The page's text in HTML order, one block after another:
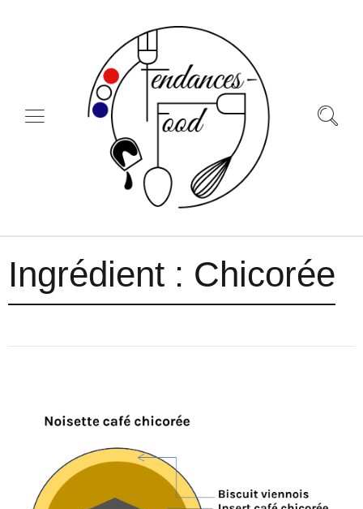
Ingrédient : Chicorée